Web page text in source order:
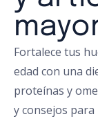
Fortalece tus
edad con una
proteínas y
y consejos